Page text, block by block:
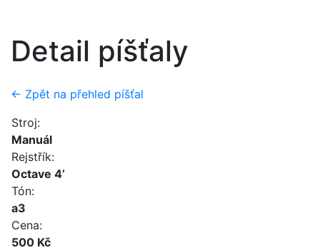
Detail píšťaly
← Zpět na přehled píšťal
Stroj:
Manuál
Rejstřík:
Octave 4’
Tón:
a3
Cena:
500 Kč